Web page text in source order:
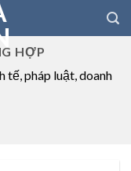
HỢP
tế, pháp luật, doanh